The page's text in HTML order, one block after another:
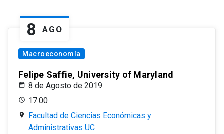
8 AGO
Macroeconomía
Felipe Saffie, University of Maryland
8 de Agosto de 2019
17:00
Facultad de Ciencias Económicas y
Administrativas UC